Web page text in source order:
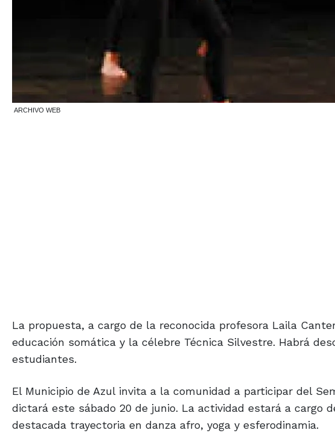
ARCHIVO WEB
La propuesta, a cargo de la reconocida profesora Laila
educación somática y la célebre Técnica Silvestre. Habrá
estudiantes.
El Municipio de Azul invita a la comunidad a participar del
dictará este sábado 20 de junio. La actividad estará a cargo
destacada trayectoria en danza afro, yoga y esferodinamia.